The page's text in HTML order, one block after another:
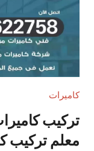
كاميرات
معلم تركيب